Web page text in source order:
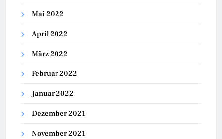
Mai 2022
April 2022
März 2022
Februar 2022
Januar 2022
Dezember 2021
November 2021